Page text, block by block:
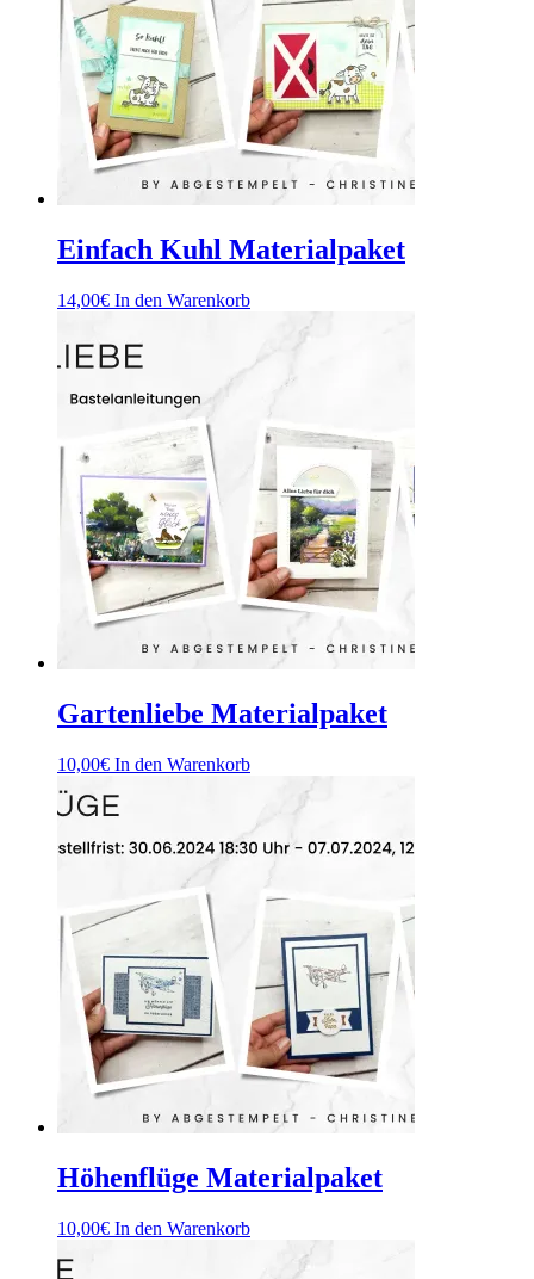
Einfach Kuhl Materialpaket
14,00€ In den Warenkorb
Gartenliebe Materialpaket
10,00€ In den Warenkorb
Höhenflüge Materialpaket
10,00€ In den Warenkorb